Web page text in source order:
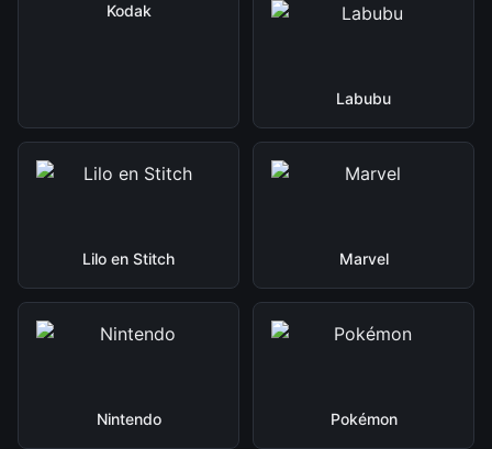
Kodak
Labubu
Lilo en Stitch Marvel
Nintendo Pokémon